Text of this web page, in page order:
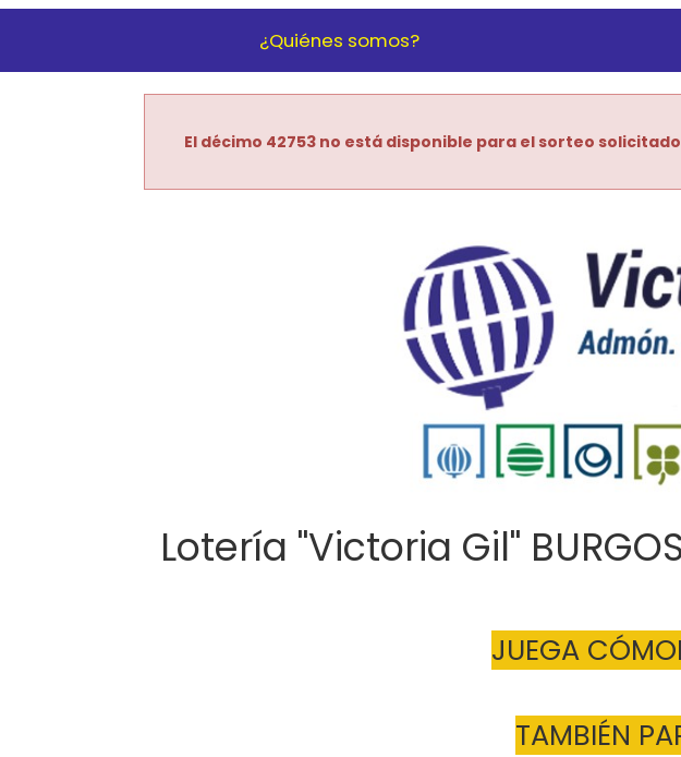
¿Quiénes somos?
El décimo 42753 no está disponible para el sorteo solicitado
Lotería "Victoria Gil"
JUEGA
TAMBIÉN